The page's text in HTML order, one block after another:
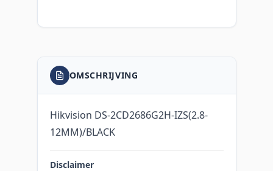
OMSCHRIJVING
Hikvision DS-2CD2686G2H-IZS(2.8-
12MM)/BLACK
Disclaimer